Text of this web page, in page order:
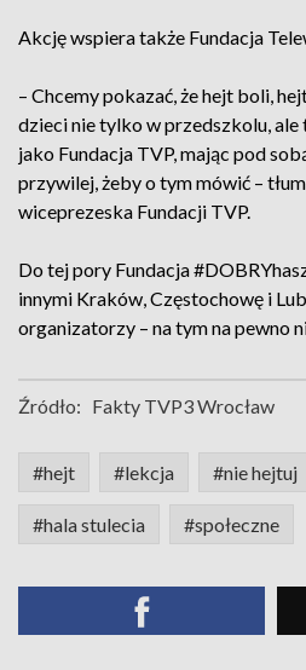
Akcję wspiera także Fundacja
– Chcemy pokazać, że hejt boli,
dzieci nie tylko w przedszkolu, ale
jako Fundacja TVP, mając pod
przywilej, żeby o tym mówić –
wiceprezeska Fundacji TVP.
Do tej pory Fundacja
innymi Kraków, Częstochowę i
organizatorzy – na tym na pewno
Źródło: Fakty TVP3 Wrocław
#hejt #lekcja #nie hejtuj
#hala stulecia #społeczne